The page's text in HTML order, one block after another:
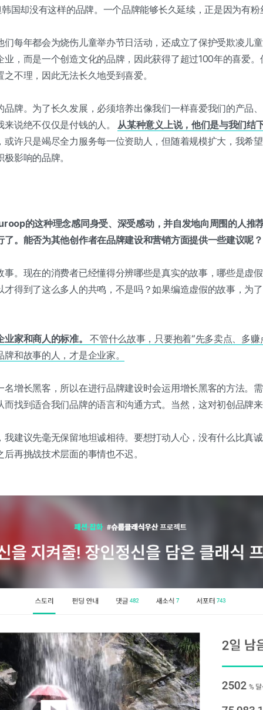
国却没有这样的品牌。一个品牌能够长久延续，正是因为有
们每年都会为烧伤儿童举办节日活动，还成立了保护受欺凌儿
业，而是一个创造文化的品牌，因此获得了超过100年的喜爱
不理，因此无法长久地受到喜爱。
品牌。为了长久发展，必须培养出像我们一样喜爱我们的产品
说绝不仅仅是付钱的人。 从某种意义上说，他们是与我们结
或许只是竭尽全力服务每一位资助人，但随着规模扩大，我希
影响的品牌。
的这种理念感同身受、深受感动，并自发地向周围的人推
了。能否为其他创作者在品牌建设和营销方面提供一些建议呢？
事。现在的消费者已经懂得分辨哪些是真实的故事，哪些是虚
才得到了这么多人的共鸣，不是吗？如果编造虚假的故事，为
业家和商人的标准。不管什么故事，只要抱着“先多卖点、多
和故事的人，才是企业家。
名增长黑客，所以在进行品牌建设时会运用增长黑客的方法。
而找到适合我们品牌的语言和沟通方式。当然，这对初创品牌
我建议先毫无保留地坦诚相待。要想打动人心，没有什么比真
再挑战技术层面的事情也不迟。